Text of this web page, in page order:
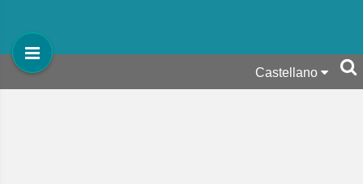
Castellano